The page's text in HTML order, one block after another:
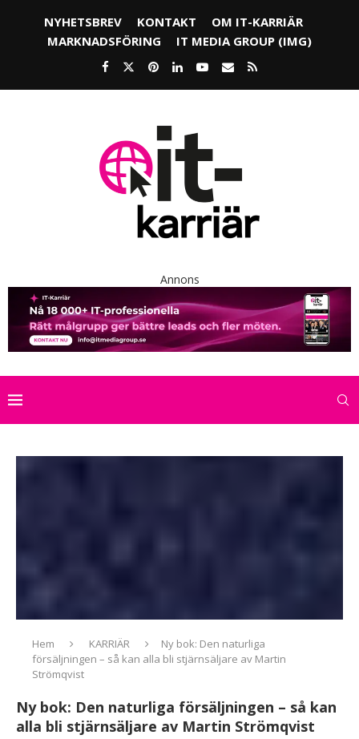
NYHETSBREV KONTAKT
OM IT-KARRIÄR
MARKNADSFÖRING
IT MEDIA GROUP (IMG)
Annons
Hem KARRIÄR
Ny bok: Den naturliga
försäljningen – så kan alla bli stjärnsäljare av Martin
Strömqvist
Ny bok: Den naturliga försäljningen – så kan
alla bli stjärnsäljare av Martin Strömqvist